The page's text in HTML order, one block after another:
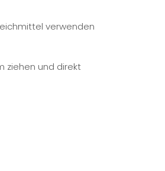
verwenden
ziehen und direkt